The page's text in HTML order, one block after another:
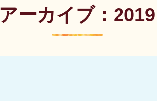
アーカイブ：2019